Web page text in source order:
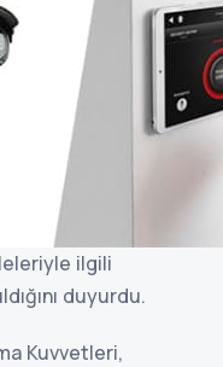
ilgili
duyurdu.
Kuvvetleri,